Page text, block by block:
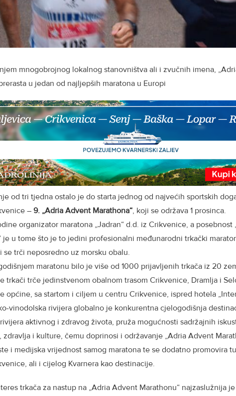
mnogobrojnog lokalnog stanovništva ali i zvučnih imena,
u jedan od najljepših maratona u Europi
od tri tjedna ostalo je do starta jednog od najvećih sportskih
– 9. „Adria Advent Marathona“, koji se održava 1 prosinca.
organizator maratona „Jadran“ d.d. iz Crikvenice, a posebnost
je u tome što je to jedini profesionalni međunarodni trkački
se trči neposredno uz morsku obalu.
maratonu bilo je više od 1000 prijavljenih trkača iz 20
trkači trče jedinstvenom obalnom trasom Crikvenice, Dramlja i
općine, sa startom i ciljem u centru Crikvenice, ispred hotela
vinodolska rivijera globalno je konkurentna cjelogodišnja
aktivnog i zdravog života, pruža mogućnosti sadržajnih
zdravlja i kulture, čemu doprinosi i održavanje „Adria Advent
i medijska vrijednost samog maratona te se dodatno promovira
ali i cijelog Kvarnera kao destinacije.
trkača za nastup na „Adria Advent Marathonu“ najzaslužnija